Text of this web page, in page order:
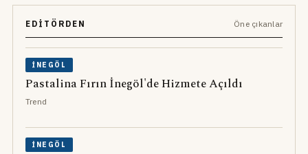
EDITÖRDEN Öne çıkanlar
İNEGÖL
Pastalina Fırın İnegöl'de Hizmete Açıldı
Trend
İNEGÖL